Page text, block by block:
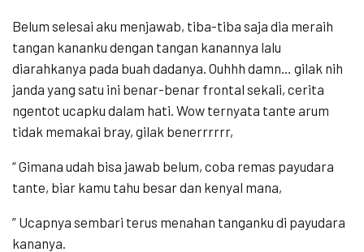
Belum selesai aku menjawab, tiba-tiba saja dia meraih
tangan kananku dengan tangan kanannya lalu
diarahkanya pada buah dadanya. Ouhhh damn… gilak nih
janda yang satu ini benar-benar frontal sekali, cerita
ngentot ucapku dalam hati. Wow ternyata tante arum
tidak memakai bray, gilak benerrrrrr,
“ Gimana udah bisa jawab belum, coba remas payudara
tante, biar kamu tahu besar dan kenyal mana,
” Ucapnya sembari terus menahan tanganku di payudara
kananya.